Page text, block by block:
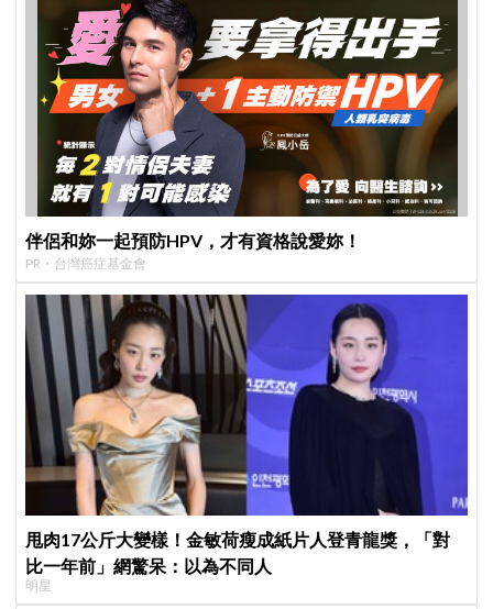
伴侶和妳一起預防HPV，才有資格說愛妳！
PR・台灣癌症基金會
甩肉17公斤大變樣！金敏荷瘦成紙片人登青龍獎，「對
比一年前」網驚呆：以為不同人
明星